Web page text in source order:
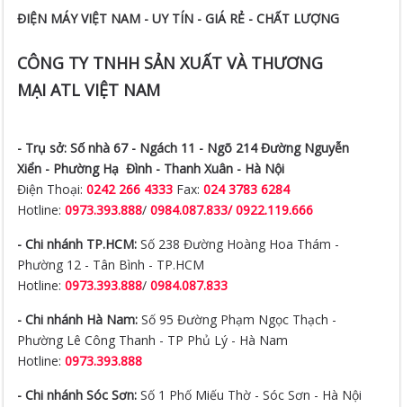
ĐIỆN MÁY VIỆT NAM - UY TÍN - GIÁ RẺ - CHẤT LƯỢNG
CÔNG TY TNHH SẢN XUẤT VÀ THƯƠNG
MẠI ATL VIỆT NAM
- Trụ sở: Số nhà 67 - Ngách 11 - Ngõ 214 Đường Nguyễn
Xiển - Phường Hạ Đình - Thanh Xuân - Hà Nội
Điện Thoại:0242 266 4333 Fax:024 3783 6284
Hotline:0973.393.888/0984.087.833/ 0922.119.666
- Chi nhánh TP.HCM: Số 238 Đường Hoàng Hoa Thám -
Phường 12 - Tân Bình - TP.HCM
Hotline:0973.393.888/0984.087.833
- Chi nhánh Hà Nam: Số 95 Đường Phạm Ngọc Thạch -
Phường Lê Công Thanh - TP Phủ Lý - Hà Nam
Hotline:0973.393.888
- Chi nhánh Sóc Sơn: Số 1 Phố Miếu Thờ - Sóc Sơn - Hà Nội